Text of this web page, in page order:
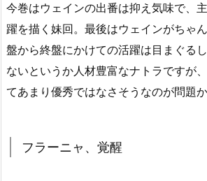
今巻はウェインの出番は抑え気味で、
躍を描く妹回。最後はウェインがちゃ
盤から終盤にかけての活躍は目まぐる
ないというか人材豊富なナトラですが
てあまり優秀ではなさそうなのが問題か
フラーニャ、覚醒